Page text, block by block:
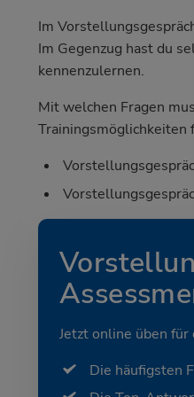
Im
Im Gegenzug hast du
kennenzulernen.
Mit welchen Fragen
Trainingsmöglichkeiten
Jetzt online üben für
Die häufigsten